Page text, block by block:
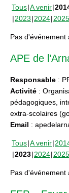
Tous A venir
2023 2024 2025
Pas d'événement
APE de
Responsable :
Activité :
pédagogiques,
extra-scolaires
Email :
Tous A venir
2023 2024 2025
Pas d'événement